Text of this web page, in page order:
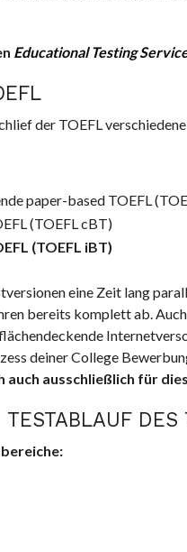
Educational Testing
der TOEFL
paper-based TOEFL
(TOEFL cBT)
(TOEFL iBT)
eine Zeit lang
bereits komplett ab.
deiner College
auch ausschließlich für
DES